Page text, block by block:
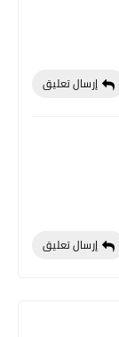
إرسال تعليق
إرسال تعليق